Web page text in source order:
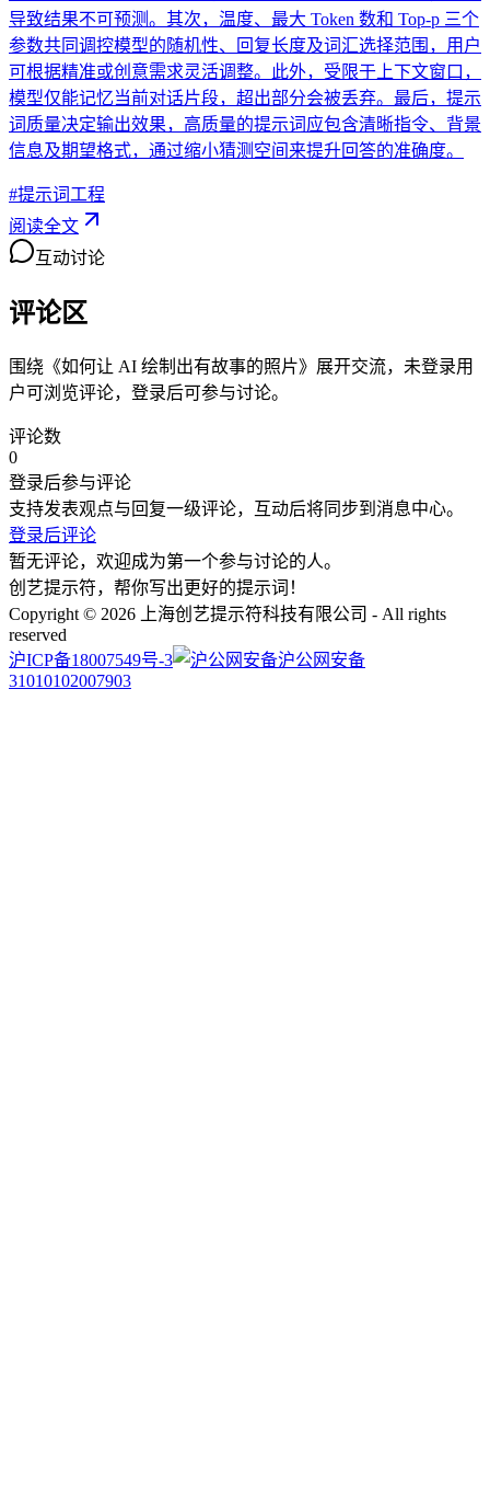
导致结果不可预测。其次，温度、最大 Token 数和 Top-p 三个
参数共同调控模型的随机性、回复长度及词汇选择范围，用户
可根据精准或创意需求灵活调整。此外，受限于上下文窗口，
模型仅能记忆当前对话片段，超出部分会被丢弃。最后，提示
词质量决定输出效果，高质量的提示词应包含清晰指令、背景
信息及期望格式，通过缩小猜测空间来提升回答的准确度。
#提示词工程
阅读全文
互动讨论
评论区
围绕《如何让 AI 绘制出有故事的照片》展开交流，未登录用
户可浏览评论，登录后可参与讨论。
评论数
0
登录后参与评论
支持发表观点与回复一级评论，互动后将同步到消息中心。
登录后评论
暂无评论，欢迎成为第一个参与讨论的人。
创艺提示符，帮你写出更好的提示词！
Copyright © 2026 上海创艺提示符科技有限公司 - All rights
reserved
沪ICP备18007549号-3
沪公网安备
31010102007903